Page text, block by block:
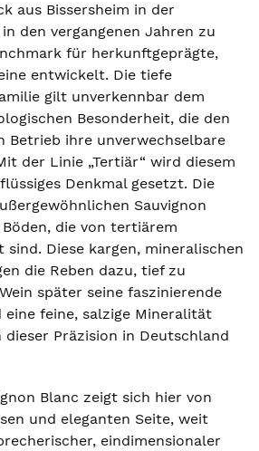
aus Bissersheim in der
den vergangenen Jahren zu
für herkunftgeprägte,
entwickelt. Die tiefe
gilt unverkennbar dem
Besonderheit, die den
Betrieb ihre unverwechselbare
der Linie „Tertiär“ wird diesem
Denkmal gesetzt. Die
Sauvignon
die von tertiärem
sind. Diese kargen, mineralischen
die Reben dazu, tief zu
später seine faszinierende
feine, salzige Mineralität
Präzision in Deutschland
Blanc zeigt sich hier von
und eleganten Seite, weit
eindimensionaler